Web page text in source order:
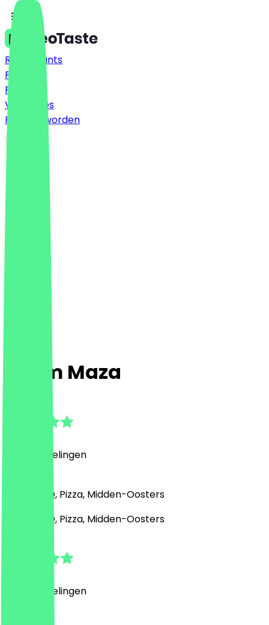
Restaurants
Prijzen
FAQ
Vacatures
Partner worden
Sham Maza
Beoordelingen
Grill & BBQ, Pizza, Midden-Oosters
Grill & BBQ, Pizza, Midden-Oosters
Beoordelingen